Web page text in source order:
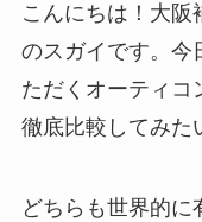
こんにちは！大阪
のスガイです。今
ただくオーティコ
徹底比較してみた
どちらも世界的に